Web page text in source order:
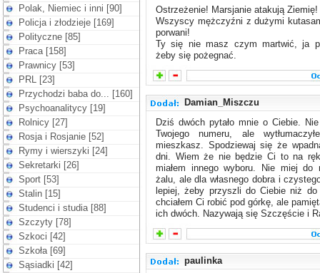
Polak, Niemiec i inni [90]
Policja i złodzieje [169]
Polityczne [85]
Praca [158]
Prawnicy [53]
PRL [23]
Przychodzi baba do... [160]
Psychoanalitycy [19]
Rolnicy [27]
Rosja i Rosjanie [52]
Rymy i wierszyki [24]
Sekretarki [26]
Sport [53]
Stalin [15]
Studenci i studia [88]
Szczyty [78]
Szkoci [42]
Szkoła [69]
Sąsiadki [42]
Ostrzeżenie! Marsjanie atakują Ziemię!
Wszyscy mężczyźni z dużymi
porwani!
Ty się nie masz czym martwić, ja
żeby się pożegnać.
Damian_Miszczu
Dziś dwóch pytało mnie o Ciebie.
Twojego numeru, ale
mieszkasz. Spodziewaj się że
dni. Wiem że nie będzie Ci to na
miałem innego wyboru. Nie miej
żalu, ale dla własnego dobra i
lepiej, żeby przyszli do Ciebie niż do
chciałem Ci robić pod górkę, ale
ich dwóch. Nazywają się Szczęście i
paulinka